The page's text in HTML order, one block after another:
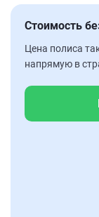
Стоимость
Цена полиса
напрямую в